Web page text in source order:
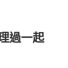
過一起